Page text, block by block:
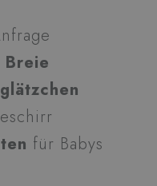
für Babys